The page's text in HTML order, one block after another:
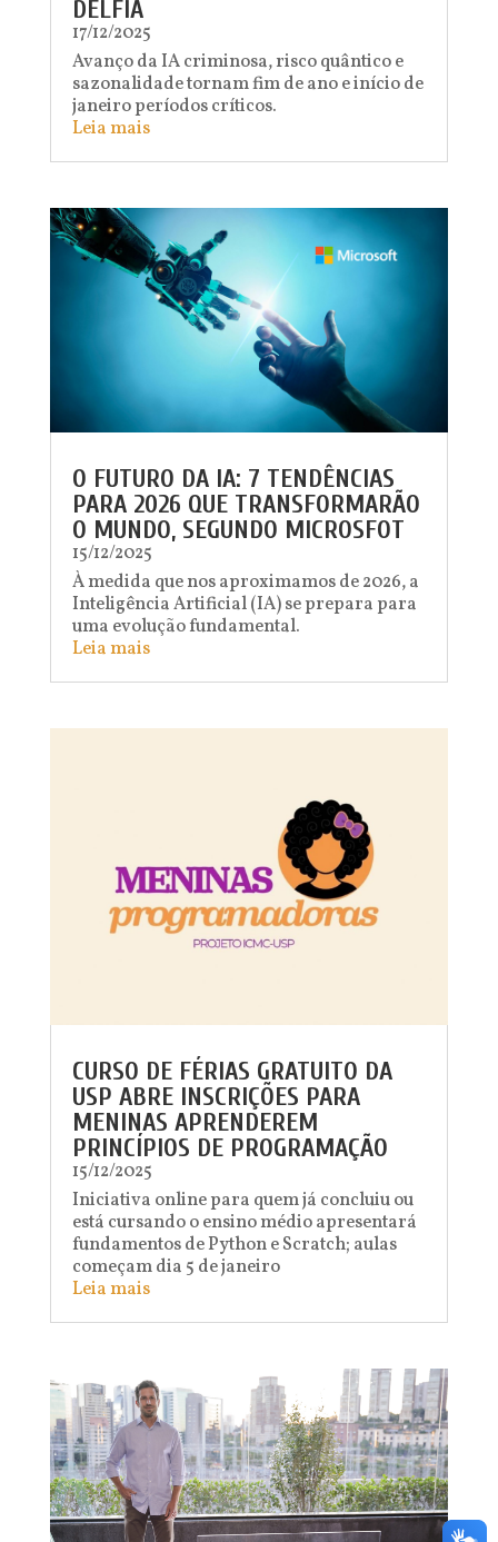
DELFIA
17/12/2025
Avanço da IA criminosa, risco quântico e
sazonalidade tornam fim de ano e início de
janeiro períodos críticos.
Leia mais
O FUTURO DA IA: 7 TENDÊNCIAS
PARA 2026 QUE TRANSFORMARÃO
O MUNDO, SEGUNDO MICROSFOT
15/12/2025
À medida que nos aproximamos de 2026, a
Inteligência Artificial (IA) se prepara para
uma evolução fundamental.
Leia mais
CURSO DE FÉRIAS GRATUITO DA
USP ABRE INSCRIÇÕES PARA
MENINAS APRENDEREM
PRINCÍPIOS DE PROGRAMAÇÃO
15/12/2025
Iniciativa online para quem já concluiu ou
está cursando o ensino médio apresentará
fundamentos de Python e Scratch; aulas
começam dia 5 de janeiro
Leia mais